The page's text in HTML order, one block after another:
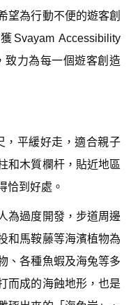
望為行動不便的遊客創
Svayam Accessibility
致力為每一個遊客創造
，平緩好走，適合親子
和木質欄杆，貼近地區
恰到好處。
為過度開發，步道周邊
和馬鞍藤等海濱植物為
、各種魚蝦及海兔等多
而成的海蝕地形，也是